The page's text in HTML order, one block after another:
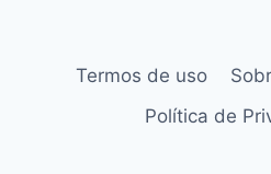
Termos de uso
Política de